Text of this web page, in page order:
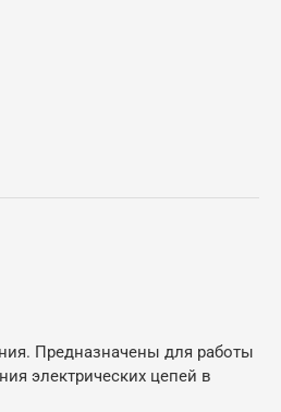
Предназначены для работы
электрических цепей в